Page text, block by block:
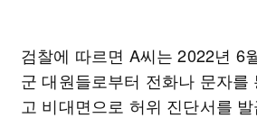
검찰에 따르면 A씨는 2022년 6
군 대원들로부터 전화나 문자
고 비대면으로 허위 진단서를